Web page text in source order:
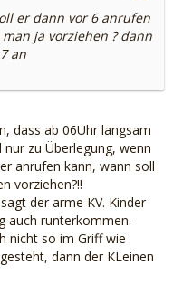
er dann vor 6 anrufen
ja vorziehen ? dann
an
dass ab 06Uhr langsam
zu Überlegung, wenn
anrufen kann, wann soll
vorziehen?!!
der arme KV. Kinder
auch runterkommen.
nicht so im Griff wie
dann der KLeinen